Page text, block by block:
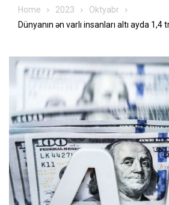
Home 2023
Oktyabr
Dünyanın ən varlı insanları altı ayda